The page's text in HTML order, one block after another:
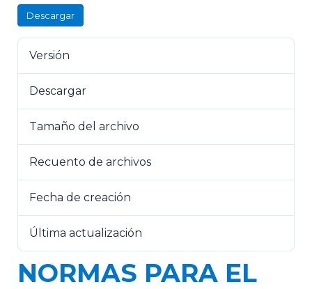
Descargar
Versión
Descargar
Tamaño del archivo
Recuento de archivos
Fecha de creación
Última actualización
NORMAS PARA EL